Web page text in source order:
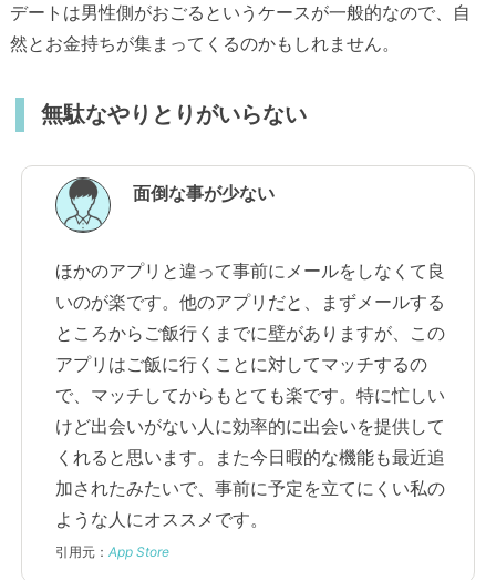
デートは男性側がおごるというケースが一般的なので、自
然とお金持ちが集まってくるのかもしれません。
無駄なやりとりがいらない
面倒な事が少ない
ほかのアプリと違って事前にメールをしなくて良
いのが楽です。他のアプリだと、まずメールする
ところからご飯行くまでに壁がありますが、この
アプリはご飯に行くことに対してマッチするの
で、マッチしてからもとても楽です。特に忙しい
けど出会いがない人に効率的に出会いを提供して
くれると思います。また今日暇的な機能も最近追
加されたみたいで、事前に予定を立てにくい私の
ような人にオススメです。
引用元： App Store